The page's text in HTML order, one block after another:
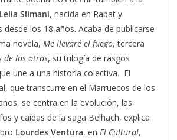
Leila Slimani, nacida en Rabat y
desde los 18 años. Acaba de publicarse
novela, Me llevaré el fuego, tercera
de los otros, su trilogía de rasgos
une a una historia colectiva. El
que transcurre en el Marruecos de los
se centra en la evolución, las
y caídas de la saga Belhach, explica
Lourdes Ventura, en El Cultural,